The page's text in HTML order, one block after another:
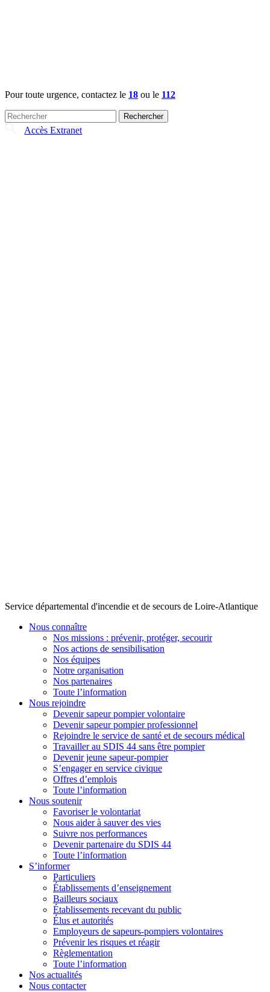
Pour toute urgence, contactez le 18 ou le 112
Rechercher :
Accès Extranet
Service départemental d'incendie et de secours de Loire-Atlantique
Nous connaître
Nos missions : prévenir, protéger, secourir
Nos actions de sensibilisation
Nos équipes
Notre organisation
Nos partenaires
Toute l’information
Nous rejoindre
Devenir sapeur pompier volontaire
Devenir sapeur pompier professionnel
Rejoindre le service de santé et de secours médical
Travailler au SDIS 44 sans être pompier
Devenir jeune sapeur-pompier
S’engager en service civique
Offres d’emplois
Toute l’information
Nous soutenir
Favoriser le volontariat
Nous aider à sauver des vies
Suivre nos performances
Devenir partenaire du SDIS 44
Toute l’information
S’informer
Particuliers
Établissements d’enseignement
Bailleurs sociaux
Établissements recevant du public
Élus et autorités
Employeurs de sapeurs-pompiers volontaires
Prévenir les risques et réagir
Règlementation
Toute l’information
Nos actualités
Nous contacter